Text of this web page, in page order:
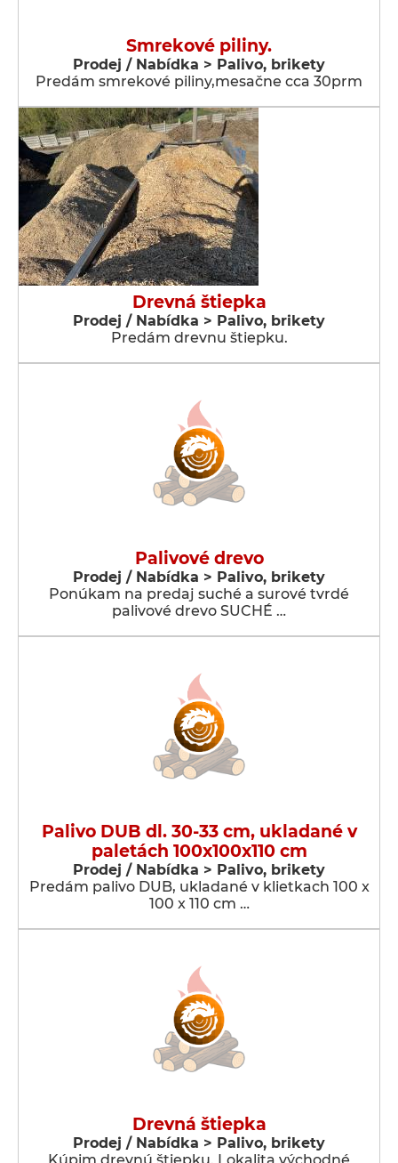
Smrekové piliny.
Prodej / Nabídka > Palivo, brikety
Predám smrekové piliny,mesačne cca 30prm
Drevná štiepka
Prodej / Nabídka > Palivo, brikety
Predám drevnu štiepku.
Palivové drevo
Prodej / Nabídka > Palivo, brikety
Ponúkam na predaj suché a surové tvrdé
palivové drevo SUCHÉ …
Palivo DUB dl. 30-33 cm, ukladané v
paletách 100x100x110 cm
Prodej / Nabídka > Palivo, brikety
Predám palivo DUB, ukladané v klietkach 100 x
100 x 110 cm …
Drevná štiepka
Prodej / Nabídka > Palivo, brikety